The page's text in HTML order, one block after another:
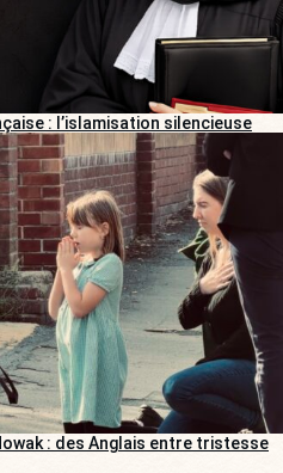
: l’islamisation silencieuse
: des Anglais entre tristesse